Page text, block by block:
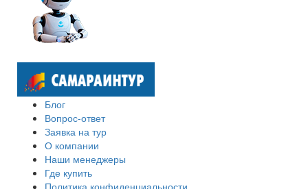
Блог
Вопрос-ответ
Заявка на тур
О компании
Наши менеджеры
Где купить
Политика конфиденциальности